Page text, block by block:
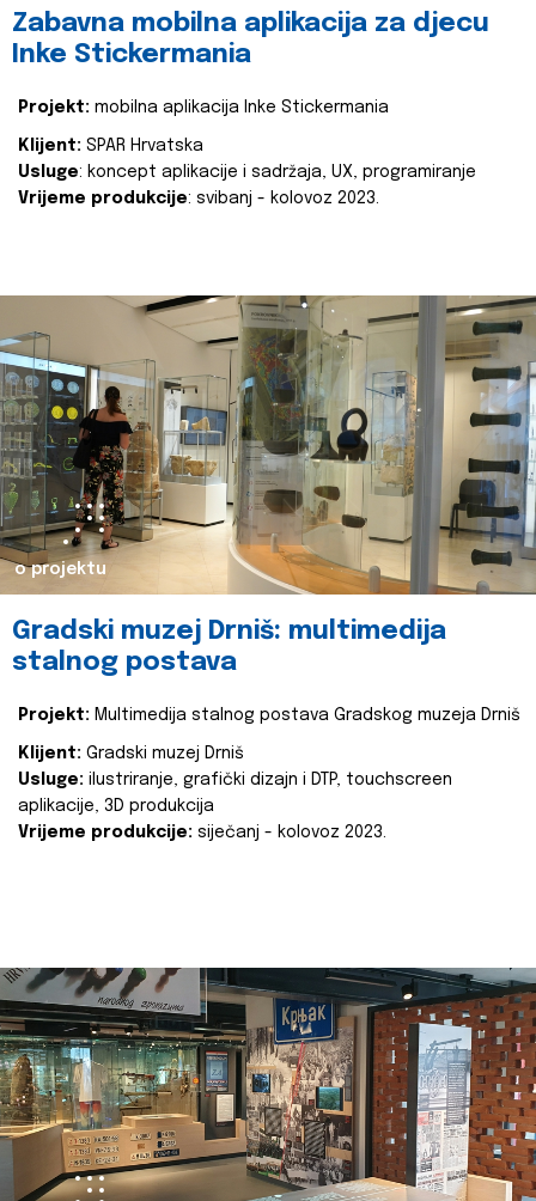
Zabavna mobilna aplikacija za djecu
Inke Stickermania
Projekt: mobilna aplikacija Inke Stickermania
Klijent: SPAR Hrvatska
Usluge: koncept aplikacije i sadržaja, UX, programiranje
Vrijeme produkcije: svibanj - kolovoz 2023.
o projektu
Gradski muzej Drniš: multimedija
stalnog postava
Projekt: Multimedija stalnog postava Gradskog muzeja Drniš
Klijent: Gradski muzej Drniš
Usluge: ilustriranje, grafički dizajn i DTP, touchscreen
aplikacije, 3D produkcija
Vrijeme produkcije: siječanj - kolovoz 2023.